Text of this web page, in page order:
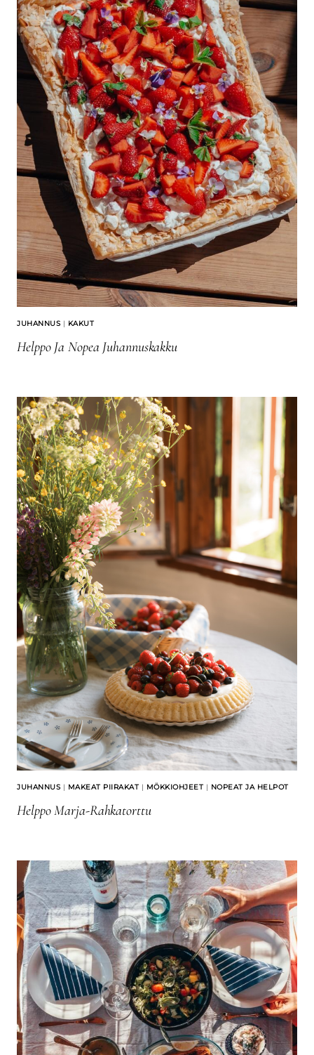
JUHANNUS | KAKUT
Helppo Ja Nopea Juhannuskakku
JUHANNUS | MAKEAT PIIRAKAT | MÖKKIOHJEET | NOPEAT JA HELPOT
Helppo Marja-Rahkatorttu